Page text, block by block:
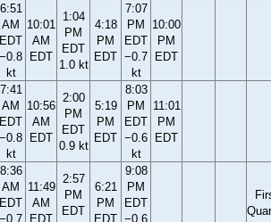
6:51
AM
EDT
−0.8
kt
10:01
AM
EDT
1:04
PM
EDT
1.0 kt
4:18
PM
EDT
7:07
PM
EDT
−0.7
kt
10:00
PM
EDT
7:41
AM
EDT
−0.8
kt
10:56
AM
EDT
2:00
PM
EDT
0.9 kt
5:19
PM
EDT
8:03
PM
EDT
−0.6
kt
11:01
PM
EDT
8:36
AM
EDT
−0.7
11:49
AM
EDT
2:57
PM
EDT
6:21
PM
EDT
9:08
PM
EDT
−0.6